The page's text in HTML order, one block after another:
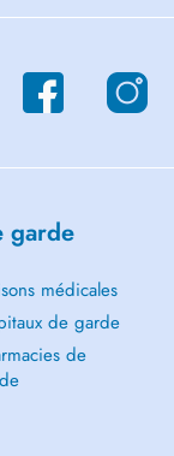
garde
médicales
de garde
de